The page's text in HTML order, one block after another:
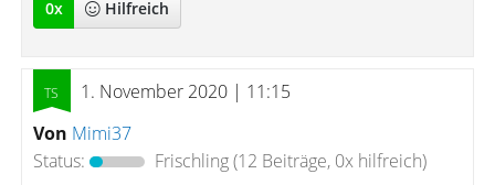
0x Hilfreich
1. November 2020 | 11:15
Von Mimi37
Status:
Frischling(12 Beiträge, 0x hilfreich)